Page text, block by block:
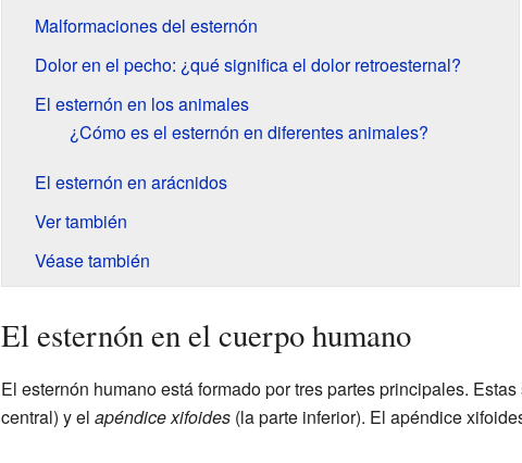
Malformaciones del esternón
Dolor en el pecho: ¿qué significa el dolor retroesternal?
El esternón en los animales
¿Cómo es el esternón en diferentes animales?
El esternón en arácnidos
Ver también
Véase también
El esternón en el cuerpo humano
El esternón humano está formado por tres partes principales. Estas
central) y el apéndice xifoides(la parte inferior). El apéndice